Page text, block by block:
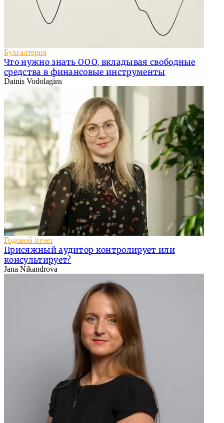
Бухгалтерия
Что нужно знать ООО, вкладывая свободные
средства в финансовые инструменты
Dainis Vodolagins
Годовой отчет
Присяжный аудитор контролирует или
консультирует?
Jana Nikandrova